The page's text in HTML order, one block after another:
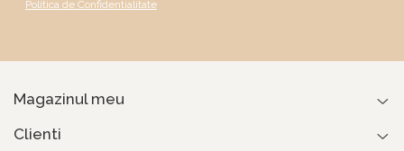
Politica de Confidentialitate
Magazinul meu
Clienti